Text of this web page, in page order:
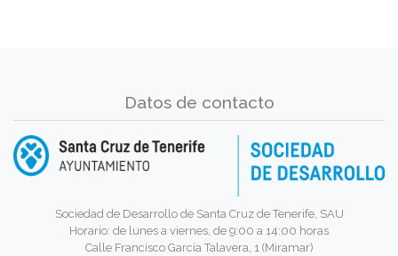
Datos de contacto
Sociedad de Desarrollo de Santa Cruz de Tenerife, SAU
Horario: de lunes a viernes, de 9:00 a 14:00 horas
Calle Francisco García Talavera, 1 (Miramar)